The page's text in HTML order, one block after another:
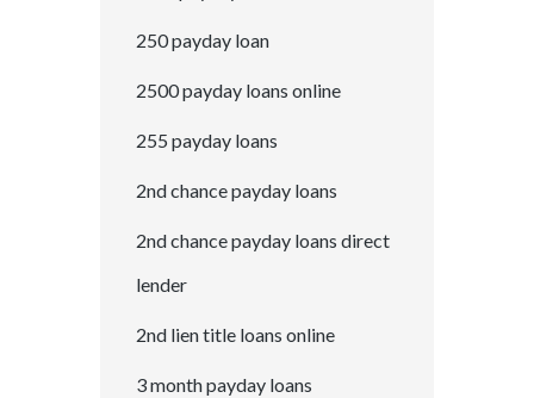
250 payday loan
2500 payday loans online
255 payday loans
2nd chance payday loans
2nd chance payday loans direct
lender
2nd lien title loans online
3 month payday loans